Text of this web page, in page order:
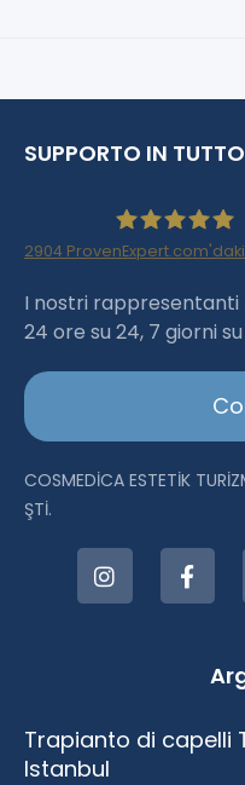
SUPPORTO IN
2904
I nostri rappresentanti
24 ore su 24, 7 giorni
COSMEDİCA ESTETİK
ŞTİ.
Trapianto di capelli
Istanbul